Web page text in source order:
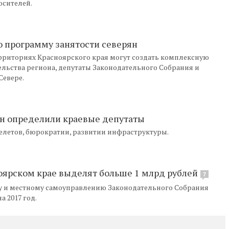
занятости северян
Красноярского края могут создать комплексную
региона, депутаты Законодательного Собрания и
определили краевые депутаты
бюрократии, развитии инфраструктуры.
крае выделят больше 1 млрд рублей 7
и местному самоуправлению Законодательного Собрания
2017 год.